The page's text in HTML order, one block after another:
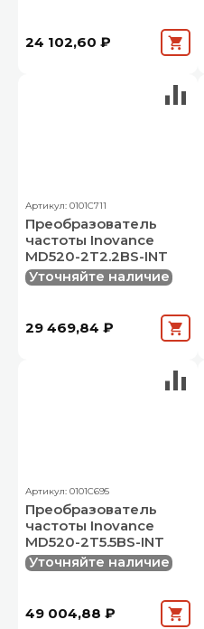
24 102,60 ₽
Артикул: 0101C711
Преобразователь
частоты Inovance
MD520-2T2.2BS-INT
Уточняйте наличие
29 469,84 ₽
Артикул: 0101C695
Преобразователь
частоты Inovance
MD520-2T5.5BS-INT
Уточняйте наличие
49 004,88 ₽